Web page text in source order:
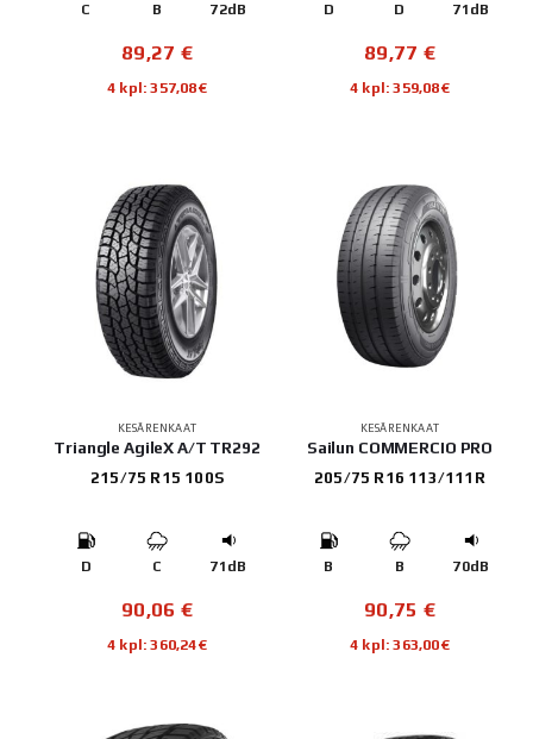
C B 72dB
89,27 €
4 kpl: 357,08€
D D 71dB
89,77 €
4 kpl: 359,08€
KESÄRENKAAT
Triangle AgileX A/T TR292
215/75 R15 100S
D C 71dB
90,06 €
4 kpl: 360,24€
KESÄRENKAAT
Sailun COMMERCIO PRO
205/75 R16 113/111R
B B 70dB
90,75 €
4 kpl: 363,00€